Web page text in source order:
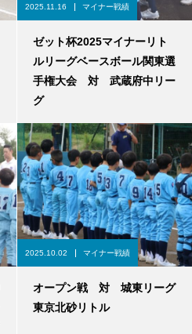
2025.11.16 マイナー戦績
ゼット杯2025マイナーリト
ルリーグベースボール関東選
手権大会 対 武蔵府中リー
グ
2025.10.02 マイナー戦績
オープン戦 対 城東リーグ
東京北砂リトル